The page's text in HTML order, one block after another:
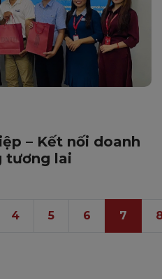
– Kết nối doanh
tương lai
4 5 6 7